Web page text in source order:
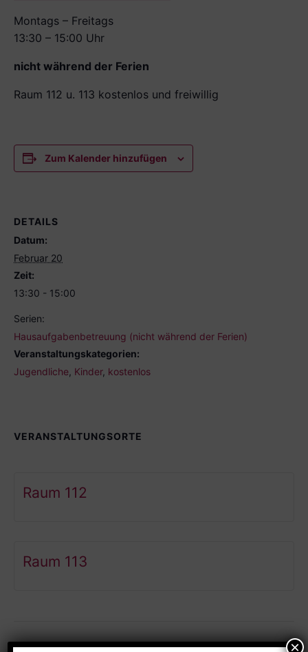
Montags – Freitags
13:30 – 15:00 Uhr
nicht während der Ferien
Raum 112 u. 113 kostenlos und freiwillig
Zum Kalender hinzufügen
DETAILS
Datum:
Februar 20
Zeit:
13:30 - 15:00
Serien:
Hausaufgabenbetreuung (nicht während der Ferien)
Veranstaltungskategorien:
Jugendliche Kinder, kostenlos
VERANSTALTUNGSORTE
Raum 112
Raum 113